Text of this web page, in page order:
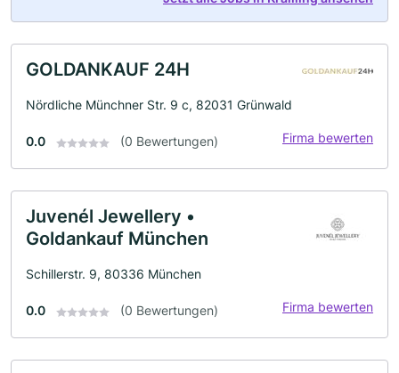
GOLDANKAUF 24H
Nördliche Münchner Str. 9 c, 82031 Grünwald
0.0 (0 Bewertungen) Firma bewerten
Juvenél Jewellery •
Goldankauf München
Schillerstr. 9, 80336 München
0.0 (0 Bewertungen) Firma bewerten